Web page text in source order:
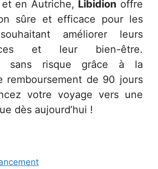
en Autriche, Libidion offre
sûre et efficace pour les
améliorer leurs
et leur bien-être.
sans risque grâce à la
remboursement de 90 jours
votre voyage vers une
dès aujourd’hui !